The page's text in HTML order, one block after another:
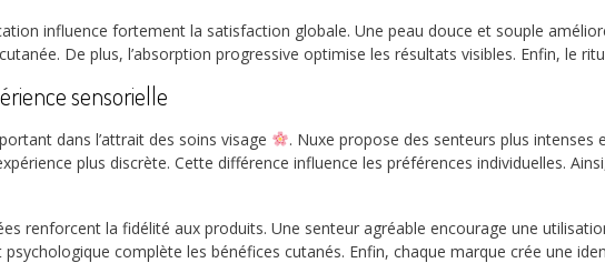
influence fortement la satisfaction globale. Une peau douce et souple
De plus, l’absorption progressive optimise les résultats visibles. Enfin, le
sensorielle
dans l’attrait des soins visage . Nuxe propose des senteurs plus intenses
plus discrète. Cette différence influence les préférences individuelles.
renforcent la fidélité aux produits. Une senteur agréable encourage une
complète les bénéfices cutanés. Enfin, chaque marque crée une